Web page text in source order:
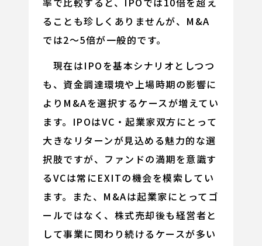
ることも珍しくありませんが、M&A
では2～5倍が一般的です。
現在はIPOを基本シナリオとしつつ
も、資金調達環境や上場時期の影響に
よりM&Aを選択するケースが増えてい
ます。IPOはVC・起業家双方にとって
大きなリターンが見込める魅力的な選
択肢ですが、ファンドの満期を意識す
るVCは常にEXITの機会を模索してい
ます。また、M&Aは起業家にとってゴ
ールではなく、株式売却後も経営者と
して事業に関わり続けるケースが多い